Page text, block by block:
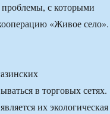
проблемы, с которыми
«Живое село».
в торговых сетях.
их экологическая